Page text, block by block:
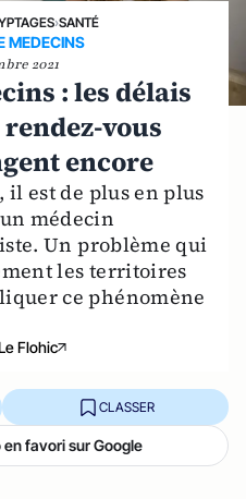
›SANTÉ
MEDECINS
2021
: les délais
vous
encore
il est de plus en plus
médecin
Un problème qui
les territoires
ce phénomène
Flohic
CLASSER
favori sur Google